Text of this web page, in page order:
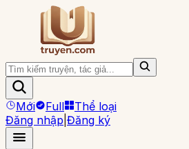
Mới Full
Thể loại
Đăng nhập Đăng ký